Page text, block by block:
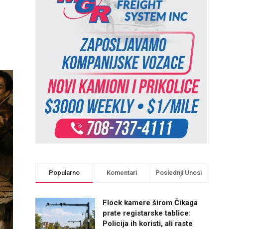
Popularno Komentari Poslednji Unosi
Flock kamere širom Čikaga
prate registarske tablice:
Policija ih koristi, ali raste